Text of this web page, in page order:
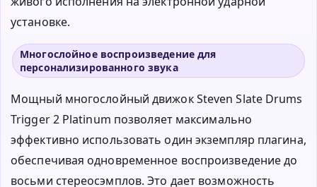
установке.
Многослойное воспроизведение для
персонализированного звука
Мощный многослойный движок Steven Slate Drums
Trigger 2 Platinum позволяет максимально
эффективно использовать один экземпляр плагина,
обеспечивая одновременное воспроизведение до
восьми стереосэмплов. Это дает возможность